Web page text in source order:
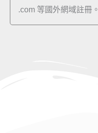
.com 等國外網域註冊。